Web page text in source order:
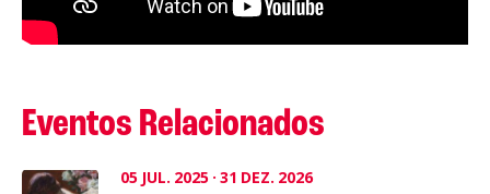
Eventos Relacionados
05 JUL. 2025 · 31 DEZ. 2026